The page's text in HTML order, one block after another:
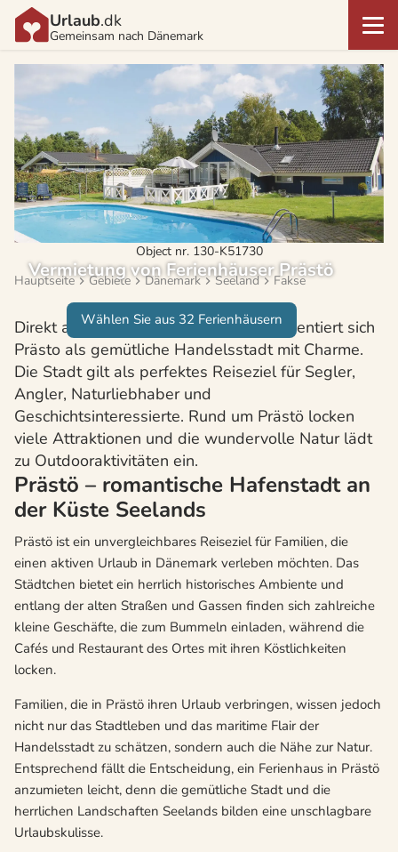
Urlaub.dk
Gemeinsam nach Dänemark
Object nr. 130-K51730
Vermietung von Ferienhäuser Prästö
Wählen Sie aus 32 Ferienhäusern
Hauptseite Gebiete Dänemark Seeland Fakse
Direkt an Seelands Küste gelegen präsentiert sich
Prästo als gemütliche Handelsstadt mit Charme.
Die Stadt gilt als perfektes Reiseziel für Segler,
Angler, Naturliebhaber und
Geschichtsinteressierte. Rund um Prästö locken
viele Attraktionen und die wundervolle Natur lädt
zu Outdooraktivitäten ein.
Prästö – romantische Hafenstadt an
der Küste Seelands
Prästö ist ein unvergleichbares Reiseziel für Familien, die
einen aktiven Urlaub in Dänemark verleben möchten. Das
Städtchen bietet ein herrlich historisches Ambiente und
entlang der alten Straßen und Gassen finden sich zahlreiche
kleine Geschäfte, die zum Bummeln einladen, während die
Cafés und Restaurant des Ortes mit ihren Köstlichkeiten
locken.
Familien, die in Prästö ihren Urlaub verbringen, wissen jedoch
nicht nur das Stadtleben und das maritime Flair der
Handelsstadt zu schätzen, sondern auch die Nähe zur Natur.
Entsprechend fällt die Entscheidung, ein Ferienhaus in Prästö
anzumieten leicht, denn die gemütliche Stadt und die
herrlichen Landschaften Seelands bilden eine unschlagbare
Urlaubskulisse.